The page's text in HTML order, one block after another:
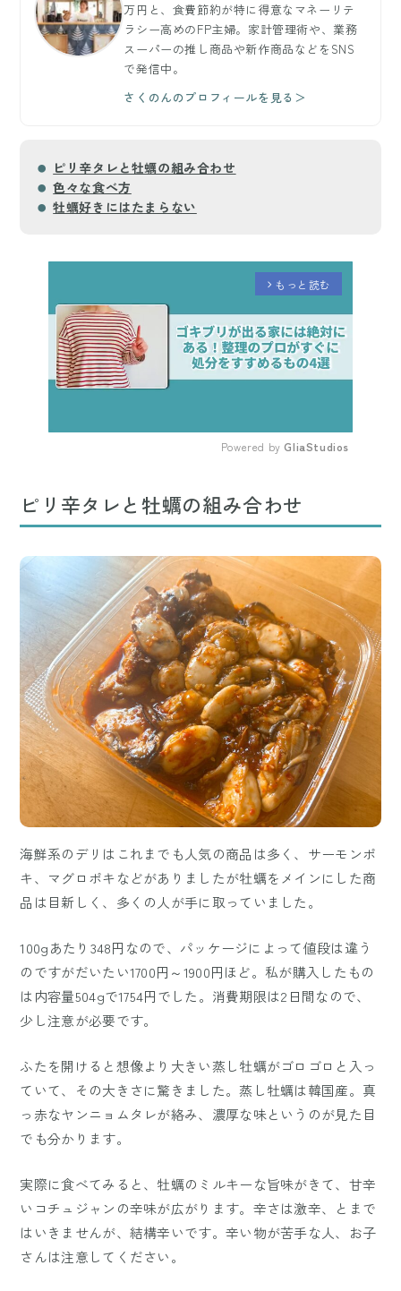
万円と、食費節約が特に得意なマネーリテ
ラシー高めのFP主婦。家計管理術や、業務
スーパーの推し商品や新作商品などをSNS
で発信中。
さくのんのプロフィールを見る＞
ピリ辛タレと牡蠣の組み合わせ
色々な食べ方
牡蠣好きにはたまらない
arrow_forward_ios もっと読む
Powered by GliaStudios
ピリ辛タレと牡蠣の組み合わせ
海鮮系のデリはこれまでも人気の商品は多く、サーモンポ
キ、マグロポキなどがありましたが牡蠣をメインにした商
品は目新しく、多くの人が手に取っていました。
100gあたり348円なので、パッケージによって値段は違う
のですがだいたい1700円～1900円ほど。私が購入したもの
は内容量504gで1754円でした。消費期限は2日間なので、
少し注意が必要です。
ふたを開けると想像より大きい蒸し牡蠣がゴロゴロと入っ
ていて、その大きさに驚きました。蒸し牡蠣は韓国産。真
っ赤なヤンニョムタレが絡み、濃厚な味というのが見た目
でも分かります。
実際に食べてみると、牡蠣のミルキーな旨味がきて、甘辛
いコチュジャンの辛味が広がります。辛さは激辛、とまで
はいきませんが、結構辛いです。辛い物が苦手な人、お子
さんは注意してください。